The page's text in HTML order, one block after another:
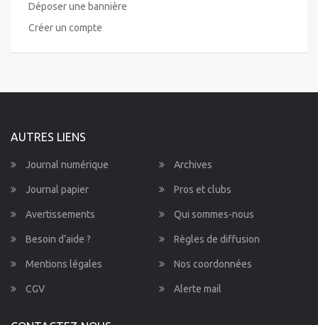
Déposer une bannière
Créer un compte
AUTRES LIENS
Journal numérique Archives
Journal papier Pros et clubs
Avertissements Qui sommes-nous
Besoin d’aide ? Règles de diffusion
Mentions légales Nos coordonnées
CGV Alerte mail